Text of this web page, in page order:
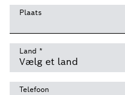
Plaats
Land *
Telefoon